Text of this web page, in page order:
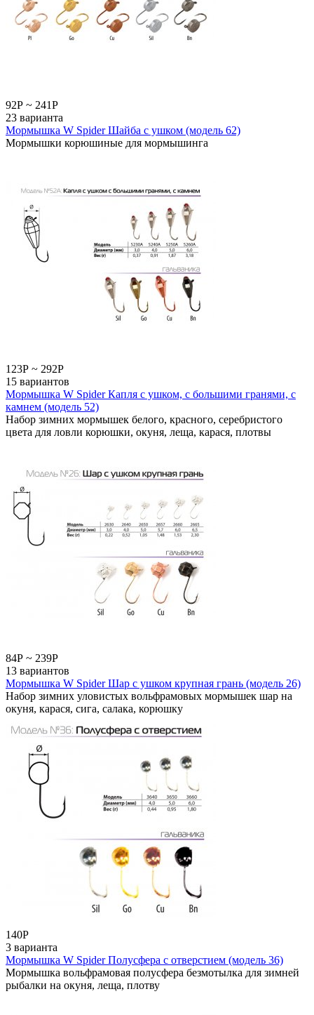
92Р ~ 241Р
23 варианта
Мормышка W Spider Шайба с ушком (модель 62)
Мормышки корюшиные для мормышинга
123Р ~ 292Р
15 вариантов
Мормышка W Spider Капля с ушком, с большими гранями, с
камнем (модель 52)
Набор зимних мормышек белого, красного, серебристого
цвета для ловли корюшки, окуня, леща, карася, плотвы
84Р ~ 239Р
13 вариантов
Мормышка W Spider Шар с ушком крупная грань (модель 26)
Набор зимних уловистых вольфрамовых мормышек шар на
окуня, карася, сига, салака, корюшку
140Р
3 варианта
Мормышка W Spider Полусфера с отверстием (модель 36)
Мормышка вольфрамовая полусфера безмотылка для зимней
рыбалки на окуня, леща, плотву